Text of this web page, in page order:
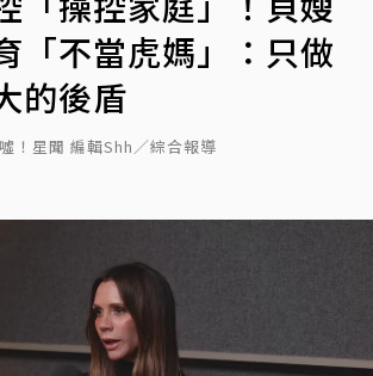
「不當虎媽」：只做
的後盾
噓！星聞 編輯Shh／綜合報導